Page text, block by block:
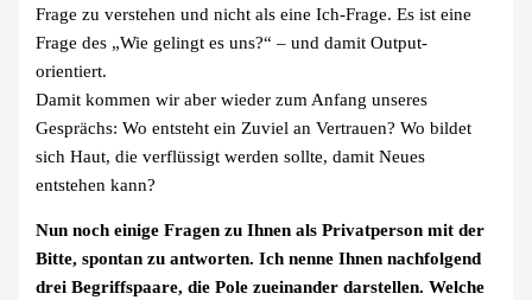
Frage zu verstehen und nicht als eine Ich-Frage. Es ist eine
Frage des „Wie gelingt es uns?“ – und damit Output-
orientiert.
Damit kommen wir aber wieder zum Anfang unseres
Gesprächs: Wo entsteht ein Zuviel an Vertrauen? Wo bildet
sich Haut, die verflüssigt werden sollte, damit Neues
entstehen kann?
Nun noch einige Fragen zu Ihnen als Privatperson mit der
Bitte, spontan zu antworten. Ich nenne Ihnen nachfolgend
drei Begriffspaare, die Pole zueinander darstellen. Welche